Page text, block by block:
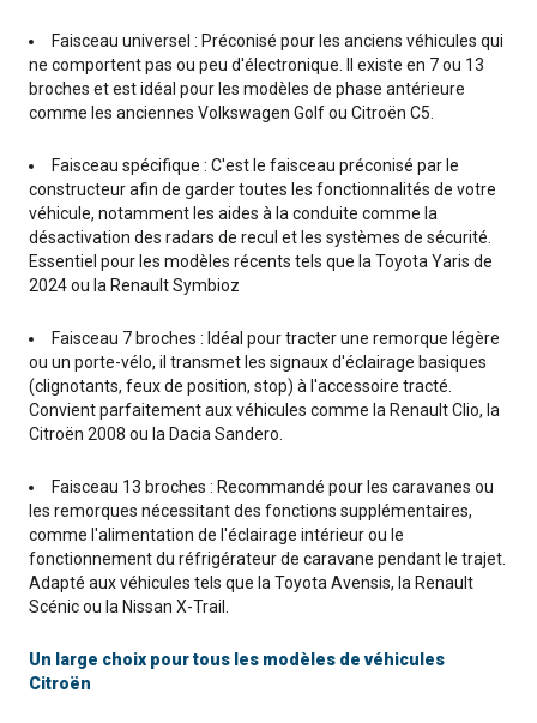
Faisceau universel : Préconisé pour les anciens véhicules qui
ne comportent pas ou peu d'électronique. Il existe en 7 ou 13
broches et est idéal pour les modèles de phase antérieure
comme les anciennes Volkswagen Golf ou Citroën C5.
Faisceau spécifique : C'est le faisceau préconisé par le
constructeur afin de garder toutes les fonctionnalités de votre
véhicule, notamment les aides à la conduite comme la
désactivation des radars de recul et les systèmes de sécurité.
Essentiel pour les modèles récents tels que la Toyota Yaris de
2024 ou la Renault Symbioz
Faisceau 7 broches : Idéal pour tracter une remorque légère
ou un porte-vélo, il transmet les signaux d'éclairage basiques
(clignotants, feux de position, stop) à l'accessoire tracté.
Convient parfaitement aux véhicules comme la Renault Clio, la
Citroën 2008 ou la Dacia Sandero.
Faisceau 13 broches : Recommandé pour les caravanes ou
les remorques nécessitant des fonctions supplémentaires,
comme l'alimentation de l'éclairage intérieur ou le
fonctionnement du réfrigérateur de caravane pendant le trajet.
Adapté aux véhicules tels que la Toyota Avensis, la Renault
Scénic ou la Nissan X-Trail.
Un large choix pour tous les modèles de véhicules
Citroën